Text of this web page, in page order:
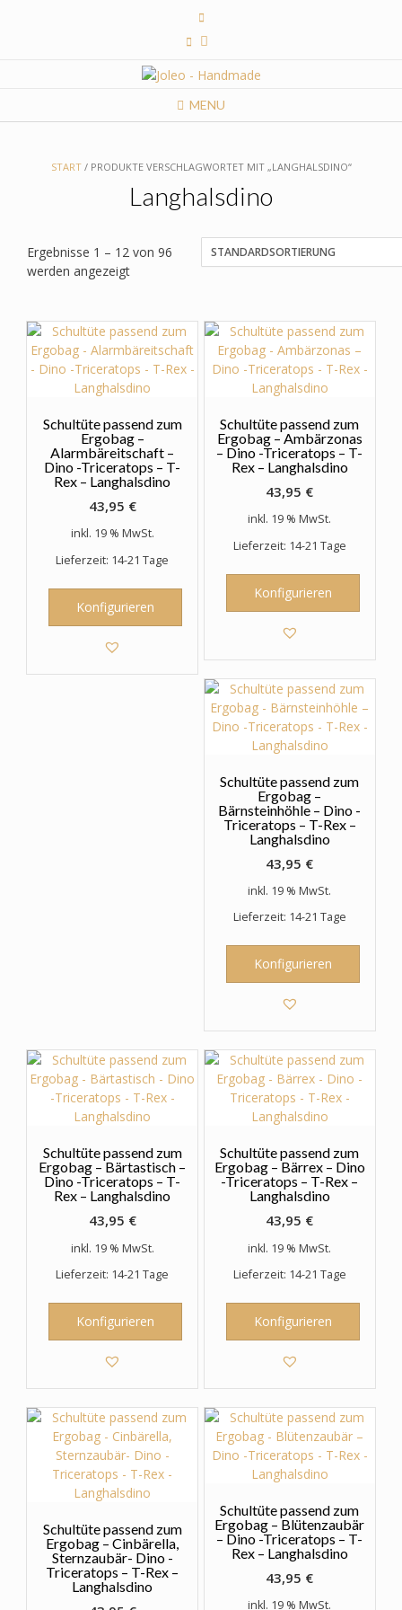
MENU
START/ PRODUKTE VERSCHLAGWORTET MIT „LANGHALSDINO“
Langhalsdino
Ergebnisse 1 – 12 von 96
werden angezeigt
Schultüte passend zum
Ergobag –
Alarmbäreitschaft –
Dino -Triceratops – T-
Rex – Langhalsdino
43,95 €
inkl. 19 % MwSt.
Lieferzeit: 14-21 Tage
Konfigurieren
Schultüte passend zum
Ergobag – Ambärzonas
– Dino -Triceratops – T-
Rex – Langhalsdino
43,95 €
inkl. 19 % MwSt.
Lieferzeit: 14-21 Tage
Konfigurieren
Schultüte passend zum
Ergobag –
Bärnsteinhöhle – Dino -
Triceratops – T-Rex –
Langhalsdino
43,95 €
inkl. 19 % MwSt.
Lieferzeit: 14-21 Tage
Konfigurieren
Schultüte passend zum
Ergobag – Bärrex – Dino
-Triceratops – T-Rex –
Langhalsdino
43,95 €
inkl. 19 % MwSt.
Lieferzeit: 14-21 Tage
Konfigurieren
Schultüte passend zum
Ergobag – Bärtastisch –
Dino -Triceratops – T-
Rex – Langhalsdino
43,95 €
inkl. 19 % MwSt.
Lieferzeit: 14-21 Tage
Konfigurieren
Schultüte passend zum
Ergobag – Blütenzaubär
– Dino -Triceratops – T-
Rex – Langhalsdino
43,95 €
inkl. 19 % MwSt.
Schultüte passend zum
Ergobag – Cinbärella,
Sternzaubär- Dino -
Triceratops – T-Rex –
Langhalsdino